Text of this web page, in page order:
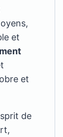
et
et
de